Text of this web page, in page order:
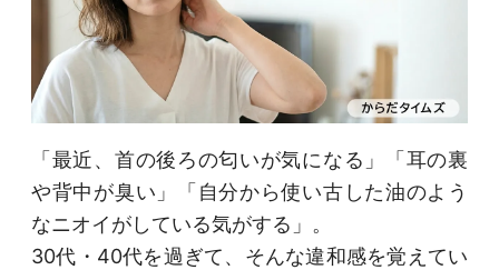
「最近、首の後ろの匂いが気になる」「耳の裏
や背中が臭い」「自分から使い古した油のよう
なニオイがしている気がする」。
30代・40代を過ぎて、そんな違和感を覚えてい